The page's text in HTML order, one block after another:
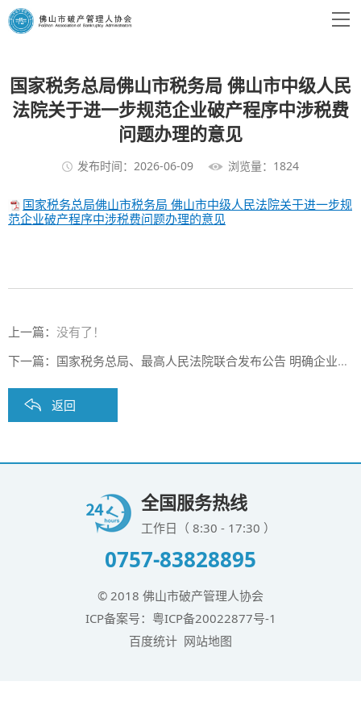
国家税务总局佛山市税务局 佛山市中级人民
法院关于进一步规范企业破产程序中涉税费
问题办理的意见
发布时间：2026-06-09 浏览量：1824
国家税务总局佛山市税务局 佛山市中级人民法院关于进一步规
范企业破产程序中涉税费问题办理的意见
上一篇： 没有了！
下一篇： 国家税务总局、最高人民法院联合发布公告 明确企业破产程序中相关税费征管事项
返回
全国服务热线
工作日（ 8:30 - 17:30 ）
0757-83828895
© 2018 佛山市破产管理人协会
ICP备案号： 粤ICP备20022877号-1
百度统计 网站地图